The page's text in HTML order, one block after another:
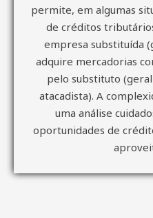
permite, em algumas
de créditos
empresa substituída
adquire mercadorias
pelo substituto
atacadista). A
uma análise
oportunidades de